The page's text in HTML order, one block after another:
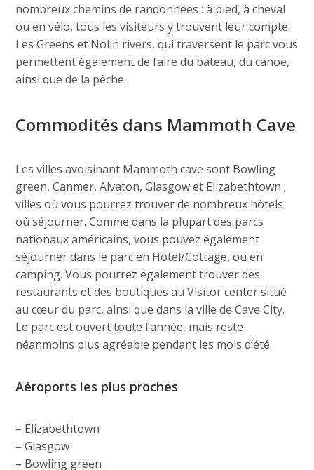
nombreux chemins de randonnées : à pied, à cheval
ou en vélo, tous les visiteurs y trouvent leur compte.
Les Greens et Nolin rivers, qui traversent le parc vous
permettent également de faire du bateau, du canoë,
ainsi que de la pêche.
Commodités dans Mammoth Cave
Les villes avoisinant Mammoth cave sont Bowling
green, Canmer, Alvaton, Glasgow et Elizabethtown ;
villes où vous pourrez trouver de nombreux hôtels
où séjourner. Comme dans la plupart des parcs
nationaux américains, vous pouvez également
séjourner dans le parc en Hôtel/Cottage, ou en
camping. Vous pourrez également trouver des
restaurants et des boutiques au Visitor center situé
au cœur du parc, ainsi que dans la ville de Cave City.
Le parc est ouvert toute l’année, mais reste
néanmoins plus agréable pendant les mois d’été.
Aéroports les plus proches
– Elizabethtown
– Glasgow
– Bowling green